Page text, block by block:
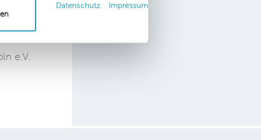
Datenschutz Impressum
e.V.